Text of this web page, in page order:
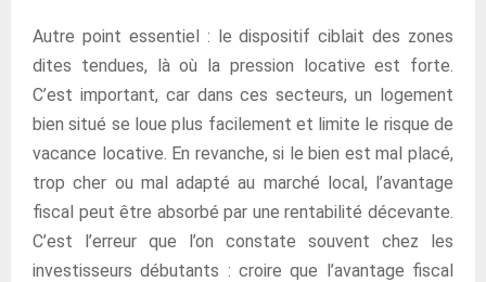
Autre point essentiel : le dispositif ciblait des zones
dites tendues, là où la pression locative est forte.
C’est important, car dans ces secteurs, un logement
bien situé se loue plus facilement et limite le risque de
vacance locative. En revanche, si le bien est mal placé,
trop cher ou mal adapté au marché local, l’avantage
fiscal peut être absorbé par une rentabilité décevante.
C’est l’erreur que l’on constate souvent chez les
investisseurs débutants : croire que l’avantage fiscal